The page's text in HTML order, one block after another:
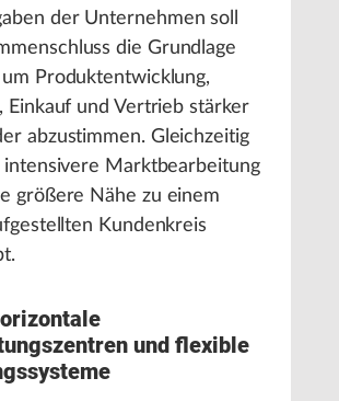
der Unternehmen soll
die Grundlage
Produktentwicklung,
Einkauf und Vertrieb stärker
abzustimmen. Gleichzeitig
Marktbearbeitung
größere Nähe zu einem
Kundenkreis
und flexible